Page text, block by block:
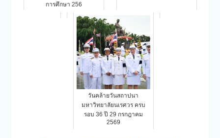
การศึกษา 256
วันคล้ายวันสถาปนา
มหาวิทยาลัยนเรศวร ครบ
รอบ 36 ปี 29 กรกฎาคม
2569